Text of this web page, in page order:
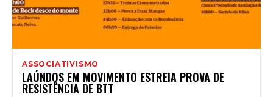
ASSOCIATIVISMO
LAÚNDOS EM MOVIMENTO ESTREIA PROVA DE
RESISTÊNCIA DE BTT